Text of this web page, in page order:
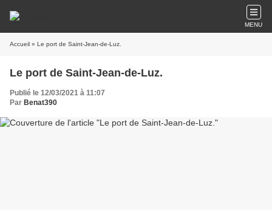
MENU
Accueil » Le port de Saint-Jean-de-Luz.
Le port de Saint-Jean-de-Luz.
Publié le 12/03/2021 à 11:07
Par Benat390